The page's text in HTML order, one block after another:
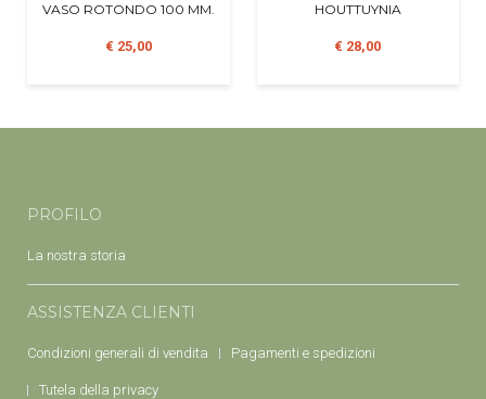
VASO ROTONDO 100 MM.
€ 25,00
HOUTTUYNIA
€ 28,00
PROFILO
La nostra storia
ASSISTENZA CLIENTI
Condizioni generali di vendita Pagamenti e spedizioni
Tutela della privacy